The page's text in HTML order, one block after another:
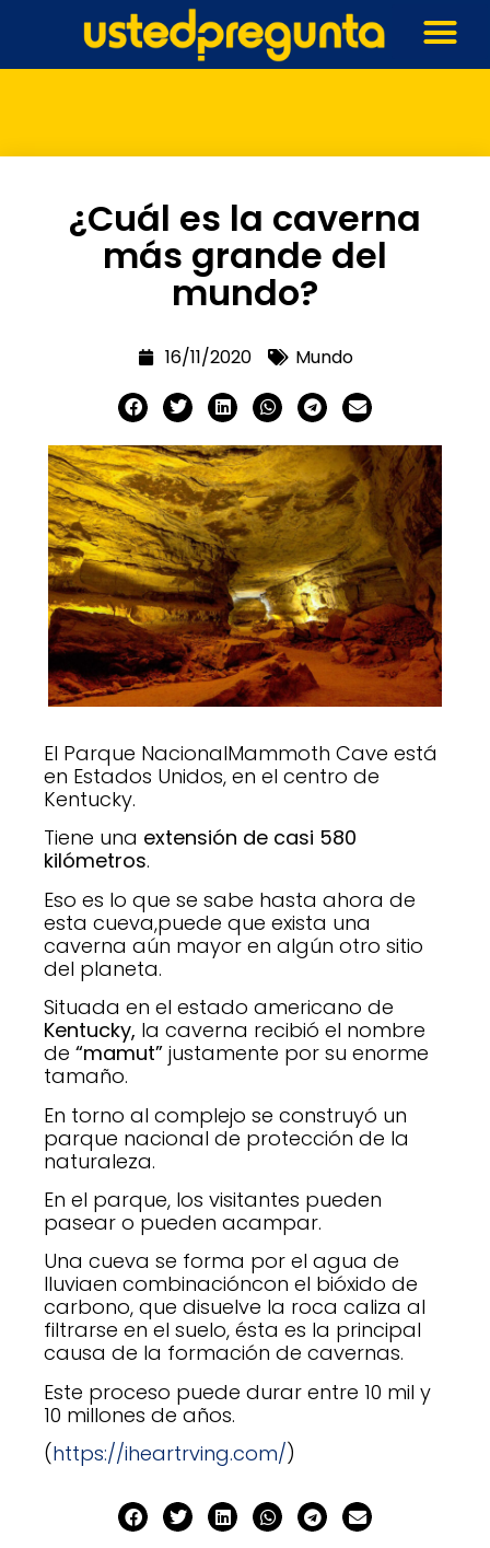
¿Cuál es la caverna
más grande del
mundo?
16/11/2020 Mundo
El Parque NacionalMammoth Cave está
en Estados Unidos, en el centro de
Kentucky.
Tiene una extensión de casi 580
kilómetros.
Eso es lo que se sabe hasta ahora de
esta cueva,puede que exista una
caverna aún mayor en algún otro sitio
del planeta.
Situada en el estado americano de
Kentucky, la caverna recibió el nombre
de “mamut” justamente por su enorme
tamaño.
En torno al complejo se construyó un
parque nacional de protección de la
naturaleza.
En el parque, los visitantes pueden
pasear o pueden acampar.
Una cueva se forma por el agua de
lluviaen combinacióncon el bióxido de
carbono, que disuelve la roca caliza al
filtrarse en el suelo, ésta es la principal
causa de la formación de cavernas.
Este proceso puede durar entre 10 mil y
10 millones de años.
(https://iheartrving.com/)